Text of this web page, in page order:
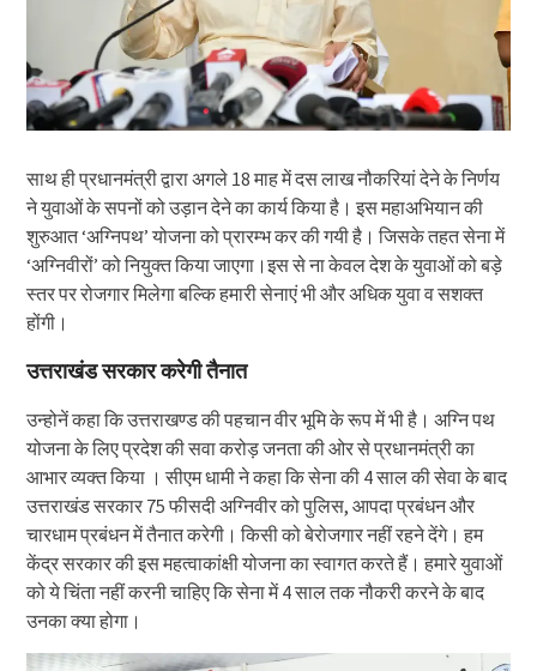
साथ ही प्रधानमंत्री द्वारा अगले 18 माह में दस लाख नौकरियां देने के निर्णय
ने युवाओं के सपनों को उड़ान देने का कार्य किया है। इस महाअभियान की
शुरुआत ‘अग्निपथ’ योजना को प्रारम्भ कर की गयी है। जिसके तहत सेना में
‘अग्निवीरों’ को नियुक्त किया जाएगा।इस से ना केवल देश के युवाओं को बड़े
स्तर पर रोजगार मिलेगा बल्कि हमारी सेनाएं भी और अधिक युवा व सशक्त
होंगी।
उत्तराखंड सरकार करेगी तैनात
उन्होनें कहा कि उत्तराखण्ड की पहचान वीर भूमि के रूप में भी है। अग्नि पथ
योजना के लिए प्रदेश की सवा करोड़ जनता की ओर से प्रधानमंत्री का
आभार व्यक्त किया । सीएम धामी ने कहा कि सेना की 4 साल की सेवा के बाद
उत्तराखंड सरकार 75 फीसदी अग्निवीर को पुलिस, आपदा प्रबंधन और
चारधाम प्रबंधन में तैनात करेगी। किसी को बेरोजगार नहीं रहने देंगे। हम
केंद्र सरकार की इस महत्वाकांक्षी योजना का स्वागत करते हैं। हमारे युवाओं
को ये चिंता नहीं करनी चाहिए कि सेना में 4 साल तक नौकरी करने के बाद
उनका क्या होगा।